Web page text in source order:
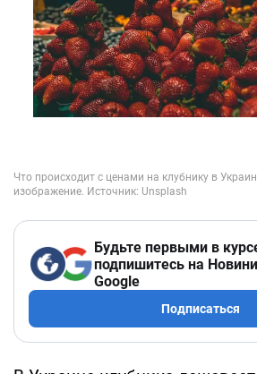
Будьте первыми в
подпишитесь на
Google
Подписаться